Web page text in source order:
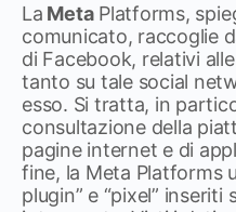
La MetaPlatforms,
comunicato, raccoglie
di Facebook, relativi
tanto su tale social
esso. Si tratta, in
consultazione della
pagine internet e di
fine, la Meta Platforms
plugin” e “pixel”